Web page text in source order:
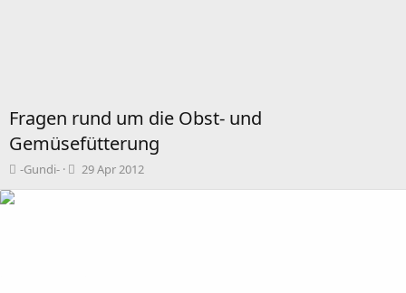
Fragen rund um die Obst- und
Gemüsefütterung
T
-Gundi-
B
29 Apr 2012